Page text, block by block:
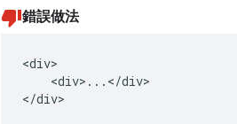
錯誤做法
<div>
    <div>...</div>
</div>